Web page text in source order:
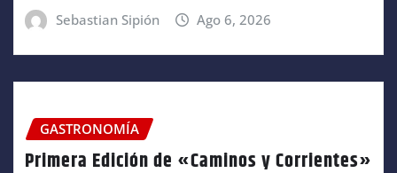
Sebastian Sipión Ago 6, 2026
GASTRONOMÍA
Primera Edición de «Caminos y Corrientes»